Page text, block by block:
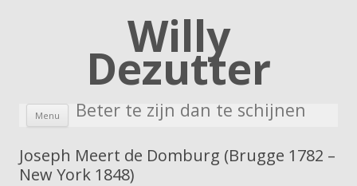
Willy
Dezutter
Beter te zijn dan te schijnen
Menu Skip to content
Joseph Meert de Domburg (Brugge 1782 –
New York 1848)